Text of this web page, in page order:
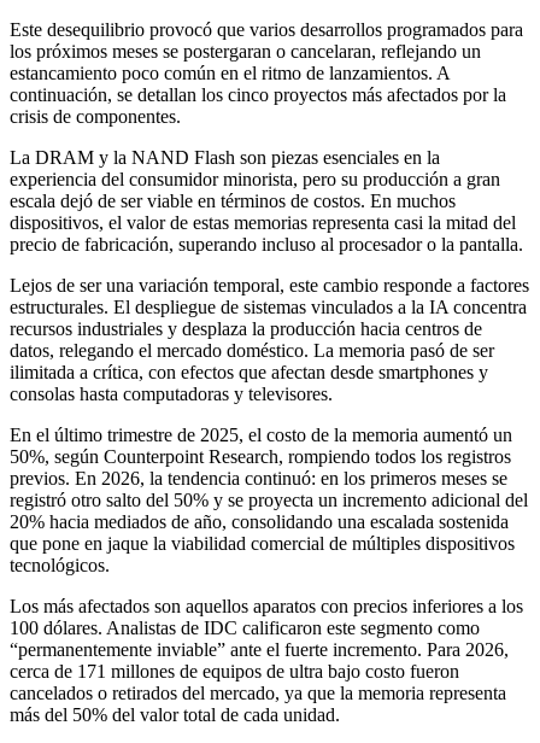
Este desequilibrio provocó que varios desarrollos programados para
los próximos meses se postergaran o cancelaran, reflejando un
estancamiento poco común en el ritmo de lanzamientos. A
continuación, se detallan los cinco proyectos más afectados por la
crisis de componentes.
La DRAM y la NAND Flash son piezas esenciales en la
experiencia del consumidor minorista, pero su producción a gran
escala dejó de ser viable en términos de costos. En muchos
dispositivos, el valor de estas memorias representa casi la mitad del
precio de fabricación, superando incluso al procesador o la pantalla.
Lejos de ser una variación temporal, este cambio responde a factores
estructurales. El despliegue de sistemas vinculados a la IA concentra
recursos industriales y desplaza la producción hacia centros de
datos, relegando el mercado doméstico. La memoria pasó de ser
ilimitada a crítica, con efectos que afectan desde smartphones y
consolas hasta computadoras y televisores.
En el último trimestre de 2025, el costo de la memoria aumentó un
50%, según Counterpoint Research, rompiendo todos los registros
previos. En 2026, la tendencia continuó: en los primeros meses se
registró otro salto del 50% y se proyecta un incremento adicional del
20% hacia mediados de año, consolidando una escalada sostenida
que pone en jaque la viabilidad comercial de múltiples dispositivos
tecnológicos.
Los más afectados son aquellos aparatos con precios inferiores a los
100 dólares. Analistas de IDC calificaron este segmento como
“permanentemente inviable” ante el fuerte incremento. Para 2026,
cerca de 171 millones de equipos de ultra bajo costo fueron
cancelados o retirados del mercado, ya que la memoria representa
más del 50% del valor total de cada unidad.